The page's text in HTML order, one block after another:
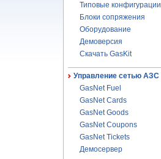
Типовые конфигурации
Блоки сопряжения
Оборудование
Демоверсия
Скачать GasKit
Управление сетью АЗС
GasNet Fuel
GasNet Cards
GasNet Goods
GasNet Coupons
GasNet Tickets
Демосервер